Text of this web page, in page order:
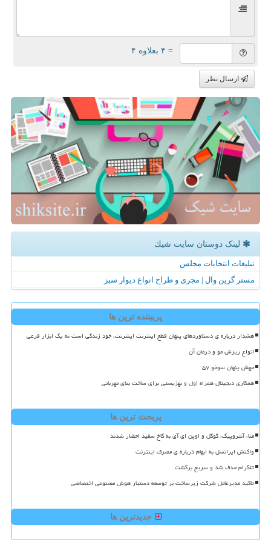
= ۴ بعلاوه ۴
ارسال نظر
لینک دوستان سایت شیك
تبلیغات انتخابات مجلس
مستر گرین وال | مجری و طراح انواع دیوار سبز
پربیننده ترین ها
هشدار درباره ی دستاوردهای پنهان قطع اینترنت اینترنت، خود زندگی است نه یک ابزار فرعی
انواع ریزش مو و درمان آن
جهش پنهان سوخو ۵۷
همکاری دیجیتال همراه اول و بهزیستی برای ساخت بنای مهربانی
پربحث ترین ها
متا، آنتروپیک، گوگل و اوپن ای آی به کاخ سفید احضار شدند
واکنش ایرانسل به ابهام درباره ی مصرف اینترنت
تلگرام حذف شد و سریع برگشت
تاکید مدیرعامل شرکت زیرساخت بر توسعه دستیار هوش مصنوعی اختصاصی
جدیدترین ها